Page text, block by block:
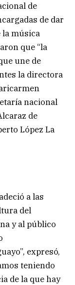
de
de dar
la música
que “la
une de
la directora
nacional
de
López La
a las
del
y al público
expresó,
teniendo
de la que hay